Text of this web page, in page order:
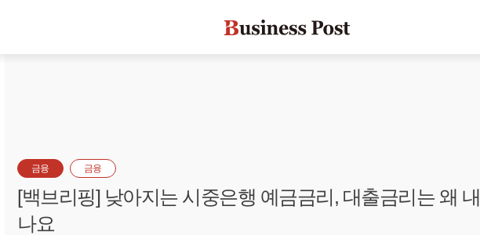
금융 금융
[백브리핑] 낮아지는 시중은행 예금금리, 대출금리는 왜
나요